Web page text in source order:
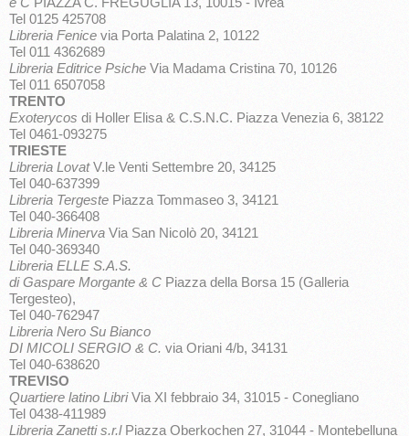
Tel 0125 425708
Libreria Fenice via Porta Palatina 2, 10122
Tel 011 4362689
Libreria Editrice Psiche Via Madama Cristina 70, 10126
Tel 011 6507058
TRENTO
Exoterycos di Holler Elisa & C.S.N.C. Piazza Venezia 6, 38122
Tel 0461-093275
TRIESTE
Libreria LovatV.le Venti Settembre 20, 34125
Tel 040-637399
Libreria Tergeste Piazza Tommaseo 3, 34121
Tel 040-366408
Libreria Minerva Via San Nicolò 20, 34121
Tel 040-369340
Libreria ELLE S.A.S.
di Gaspare Morgante & C Piazza della Borsa 15 (Galleria
Tergesteo),
Tel 040-762947
Libreria Nero Su Bianco
DI MICOLI SERGIO & C. via Oriani 4/b, 34131
Tel 040-638620
TREVISO
Quartiere latino LibriVia XI febbraio 34, 31015 - Conegliano
Tel 0438-411989
Libreria Zanetti s.r.l Piazza Oberkochen 27, 31044 - Montebelluna